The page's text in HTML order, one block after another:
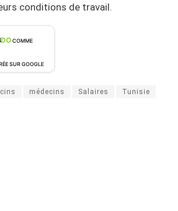
conditions de travail.
DOCOMME
SUR GOOGLE
médecins Salaires Tunisie